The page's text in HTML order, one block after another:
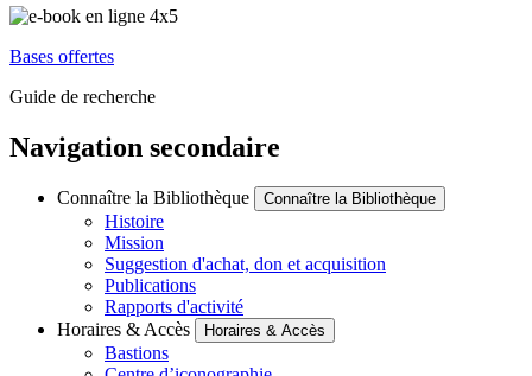
Bases offertes
Guide de recherche
Navigation secondaire
Connaître la Bibliothèque Connaître la Bibliothèque
Histoire
Mission
Suggestion d'achat, don et acquisition
Publications
Rapports d'activité
Horaires & Accès
Horaires & Accès
Bastions